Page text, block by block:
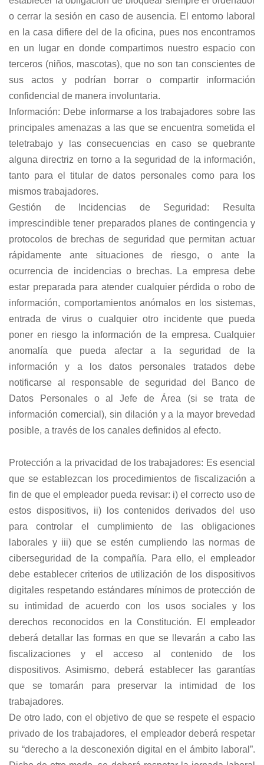
o cerrar la sesión en caso de ausencia. El entorno laboral
en la casa difiere del de la oficina, pues nos encontramos
en un lugar en donde compartimos nuestro espacio con
terceros (niños, mascotas), que no son tan conscientes de
sus actos y podrían borrar o compartir información
confidencial de manera involuntaria.
Información: Debe informarse a los trabajadores sobre las
principales amenazas a las que se encuentra sometida el
teletrabajo y las consecuencias en caso se quebrante
alguna directriz en torno a la seguridad de la información,
tanto para el titular de datos personales como para los
mismos trabajadores.
Gestión de Incidencias de Seguridad: Resulta
imprescindible tener preparados planes de contingencia y
protocolos de brechas de seguridad que permitan actuar
rápidamente ante situaciones de riesgo, o ante la
ocurrencia de incidencias o brechas. La empresa debe
estar preparada para atender cualquier pérdida o robo de
información, comportamientos anómalos en los sistemas,
entrada de virus o cualquier otro incidente que pueda
poner en riesgo la información de la empresa. Cualquier
anomalía que pueda afectar a la seguridad de la
información y a los datos personales tratados debe
notificarse al responsable de seguridad del Banco de
Datos Personales o al Jefe de Área (si se trata de
información comercial), sin dilación y a la mayor brevedad
posible, a través de los canales definidos al efecto.
Protección a la privacidad de los trabajadores: Es esencial
que se establezcan los procedimientos de fiscalización a
fin de que el empleador pueda revisar: i) el correcto uso de
estos dispositivos, ii) los contenidos derivados del uso
para controlar el cumplimiento de las obligaciones
laborales y iii) que se estén cumpliendo las normas de
ciberseguridad de la compañía. Para ello, el empleador
debe establecer criterios de utilización de los dispositivos
digitales respetando estándares mínimos de protección de
su intimidad de acuerdo con los usos sociales y los
derechos reconocidos en la Constitución. El empleador
deberá detallar las formas en que se llevarán a cabo las
fiscalizaciones y el acceso al contenido de los
dispositivos. Asimismo, deberá establecer las garantías
que se tomarán para preservar la intimidad de los
trabajadores.
De otro lado, con el objetivo de que se respete el espacio
privado de los trabajadores, el empleador deberá respetar
su “derecho a la desconexión digital en el ámbito laboral”.